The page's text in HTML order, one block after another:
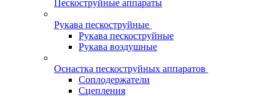
Пескоструйные аппараты
Рукава пескоструйные
Рукава пескоструйные
Рукава воздушные
Оснастка пескоструйных аппаратов
Соплодержатели
Сцепления